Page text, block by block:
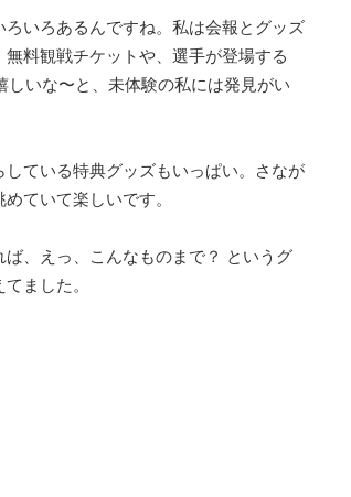
いろあるんですね。私は会報とグッズ
料観戦チケットや、選手が登場する
しいな〜と、未体験の私には発見がい
ている特典グッズもいっぱい。さなが
ていて楽しいです。
、えっ、こんなものまで？ というグ
ました。